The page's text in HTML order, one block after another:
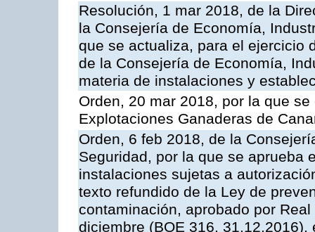
Resolución, 1 mar 2018, de la
la Consejería de Economía,
que se actualiza, para el ejercicio
de la Consejería de Economía,
materia de instalaciones y
Orden, 20 mar 2018, por la que
Explotaciones Ganaderas de
Orden, 6 feb 2018, de la
Seguridad, por la que se aprueba
instalaciones sujetas a
texto refundido de la Ley de
contaminación, aprobado por
diciembre (BOE 316,